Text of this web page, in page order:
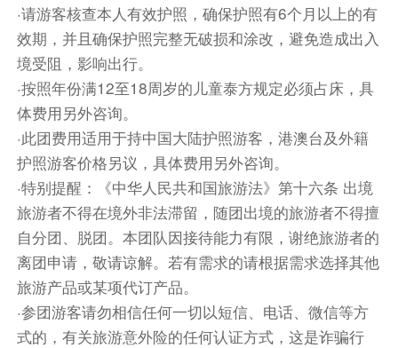
住宿
清莱GOLDEN PINE或RARINTREE或TAKE
GAREND或M BOUTIQUE或入住不低于以上档次的
同级酒店
第4天 清莱→清迈→文化艺术瑰宝龙昆艺术庙→黑庙
→明星庙→兰谷庄园→体验泰式服拍照留念→DIY泰式
凉拌木瓜丝
早餐后前往泰国文化艺术瑰宝龙昆艺术庙【龙昆艺
术庙】，龙坤艺术庙(龙昆艺术庙，rong khun)，
汉语为龙昆寺、灵光寺、洼龙坤、白龙寺或俗称白
庙(white temple)，由泰国的知名艺术家-查仁猜
(Charlermchai Kositpipat)大师设计建设。全部建
筑以白色主，看起来闪闪发光的东西，都是由玻璃
一个个贴上去的。白色的建筑物倘徉在蔚蓝的天
·请游客核查本人有效护照，确保护照有6个月以上的有
效期，并且确保护照完整无破损和涂改，避免造成出入
境受阻，影响出行。
·按照年份满12至18周岁的儿童泰方规定必须占床，具
体费用另外咨询。
·此团费用适用于持中国大陆护照游客，港澳台及外籍
护照游客价格另议，具体费用另外咨询。
·特别提醒：《中华人民共和国旅游法》第十六条 出境
旅游者不得在境外非法滞留，随团出境的旅游者不得擅
自分团、脱团。本团队因接待能力有限，谢绝旅游者的
离团申请，敬请谅解。若有需求的请根据需求选择其他
旅游产品或某项代订产品。
·参团游客请勿相信任何一切以短信、电话、微信等方
式的，有关旅游意外险的任何认证方式，这是诈骗行